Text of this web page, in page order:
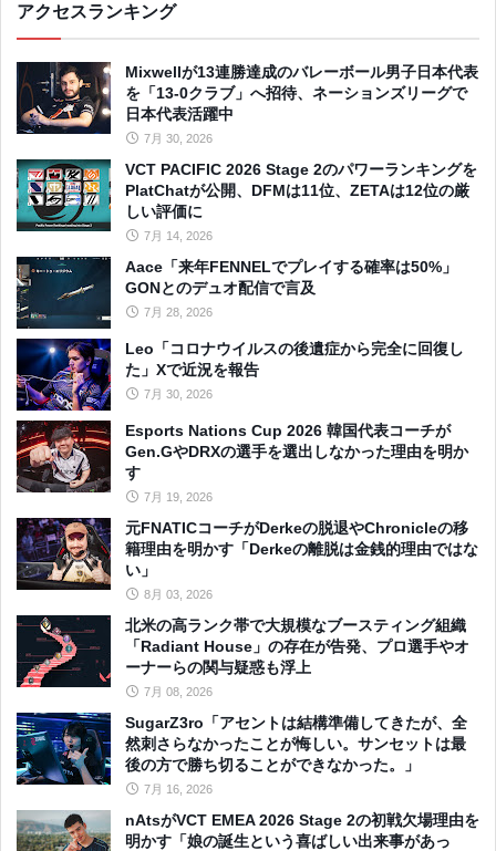
アクセスランキング
Mixwellが13連勝達成のバレーボール男子日本代表
を「13-0クラブ」へ招待、ネーションズリーグで
日本代表活躍中
7月 30, 2026
VCT PACIFIC 2026 Stage 2のパワーランキングを
PlatChatが公開、DFMは11位、ZETAは12位の厳
しい評価に
7月 14, 2026
Aace「来年FENNELでプレイする確率は50%」
GONとのデュオ配信で言及
7月 28, 2026
Leo「コロナウイルスの後遺症から完全に回復し
た」Xで近況を報告
7月 30, 2026
Esports Nations Cup 2026 韓国代表コーチが
Gen.GやDRXの選手を選出しなかった理由を明か
す
7月 19, 2026
元FNATICコーチがDerkeの脱退やChronicleの移
籍理由を明かす「Derkeの離脱は金銭的理由ではな
い」
8月 03, 2026
北米の高ランク帯で大規模なブースティング組織
「Radiant House」の存在が告発、プロ選手やオ
ーナーらの関与疑惑も浮上
7月 08, 2026
SugarZ3ro「アセントは結構準備してきたが、全
然刺さらなかったことが悔しい。サンセットは最
後の方で勝ち切ることができなかった。」
7月 16, 2026
nAtsがVCT EMEA 2026 Stage 2の初戦欠場理由を
明かす「娘の誕生という喜ばしい出来事があっ